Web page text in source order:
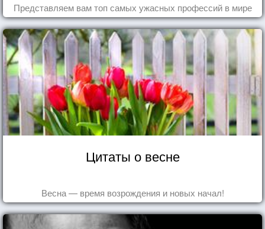
Представляем вам топ самых ужасных профессий в мире
Цитаты о весне
Весна — время возрождения и новых начал!